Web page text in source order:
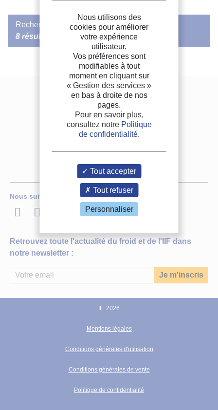
Rechercher dans FRIDOC
8 résultats
RECOMMANDÉ PAR L'IIF / DOCUMENT IIF
Cryconservation of plants in Ukraine.
Cryoconservation des plantes en Ukraine.
ARAPETYAN E.
25/04/2023
Cryogenics 2023. Proceedings of the 17
PDF
EFFETS DES TENEURS EN SACCHAROSE ET EN
CONGELATION DANS L'AZOTE LIQUIDE DE
(DIANTHUS CARYOPHYLLUS L, VAR EOLO)
DEREUDDRE J.
Nous contacter
Adhérez à l'IIF
FAQ
Espace presse
Nous suivre
LinkedInTwitterFacebook
Youtube
Retrouvez toute l'actualité du froid et de l'IIF dans
notre newsletter :
IIF 2026
Mentions légales
Conditions générales d'utilisation
Conditions générales de vente
Politique de confidentialité
Nous utilisons des
cookies pour améliorer
votre expérience
utilisateur.
Vos préférences sont
modifiables à tout
moment en cliquant sur
« Gestion des services »
en bas à droite de nos
pages.
Pour en savoir plus,
consultez notre Politique
de confidentialité.
Tout accepter
Tout refuser
Personnaliser